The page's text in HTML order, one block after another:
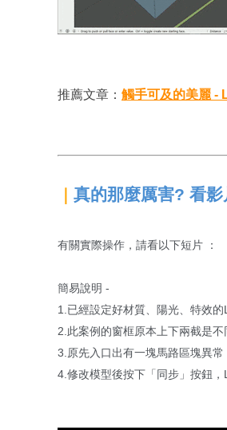
推薦文章： 觸手可及的美麗 -
真的那麼厲害? 看影
有關實際操作，請看以下短片 ：
簡易說明 -
1.已經設定好材質、陽光、特效
2.此案例的窗框原本上下兩截是
3.原先入口出有一塊馬路區塊異
4.修改模型後按下「同步」按鈕